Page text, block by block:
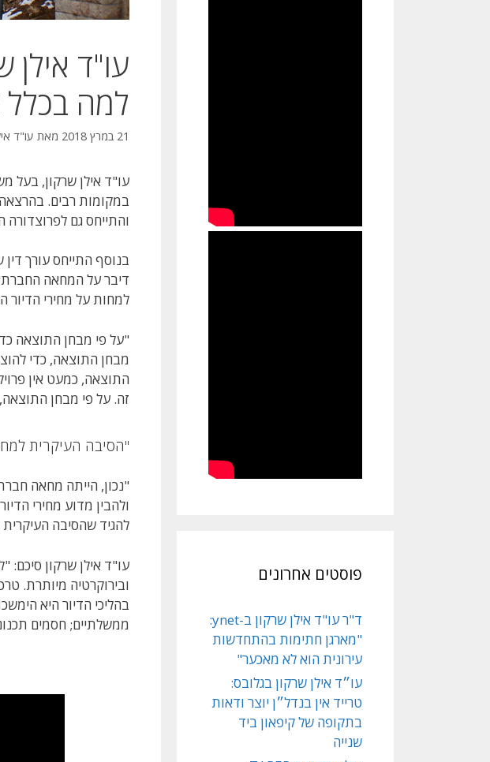
למה בכלל
21 במרץ 2018 מאת עו"ד
עו"ד אילן שרקון, בעל
והתייחס גם
בנוסף התייחס עורך
למחות על מחירי
מבחן התוצאה, כדי
התוצאה, כמעט אין
זה. על פי מבחן התוצאה,
"הסיבה העיקרית
"נכון, הייתה מחאה
ולהבין מדוע מחירי
להגיד שהסיבה העיקרית
עו"ד אילן שרקון סיכם:
ובירוקרטיה מיותרת.
בהליכי הדיור היא
ממשלתיים; חסמים
פוסטים אחרונים
ד"ר עו"ד אילן שרקון ב-ynet:
"מארגן חתימות בהתחדשות
עירונית הוא לא מאכער"
עו״ד אילן שרקון בגלובס:
טרייד אין בנדל״ן יוצר ודאות
בתקופה של קיפאון ביד
שנייה